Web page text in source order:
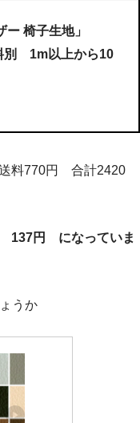
ー 椅子生地」
1m以上から10
料770円 合計2420
137円 になっていま
うか